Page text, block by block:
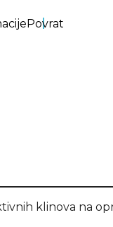
Povrat
klinova na